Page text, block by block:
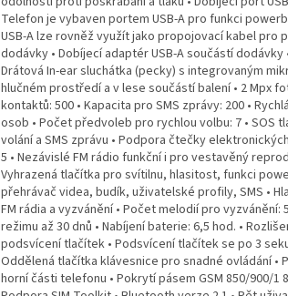
Telefon je vybaven portem USB-A pro funkci
USB-A lze rovněž využít jako propojovací kabel
dodávky • Dobíjecí adaptér USB-A součástí dodávky
Drátová In-ear sluchátka (pecky) s integrovaným
hlučném prostředí a v lese součástí balení • 2 Mpx
kontaktů: 500 • Kapacita pro SMS zprávy: 200 •
osob • Počet předvoleb pro rychlou volbu: 7 • SOS
volání a SMS zprávu • Podpora čtečky
5 • Nezávislé FM rádio funkční i pro vestavěný
Vyhrazená tlačítka pro svítilnu, hlasitost, funkci
přehrávač videa, budík, uživatelské profily, SMS •
FM rádia a vyzvánění • Počet melodií pro
režimu až 30 dnů • Nabíjení baterie: 6,5 hod. •
podsvícení tlačítek • Podsvícení tlačítek se po 3
Oddělená tlačítka klávesnice pro snadné ovládání •
horní části telefonu • Pokrytí pásem GSM 850/900/1